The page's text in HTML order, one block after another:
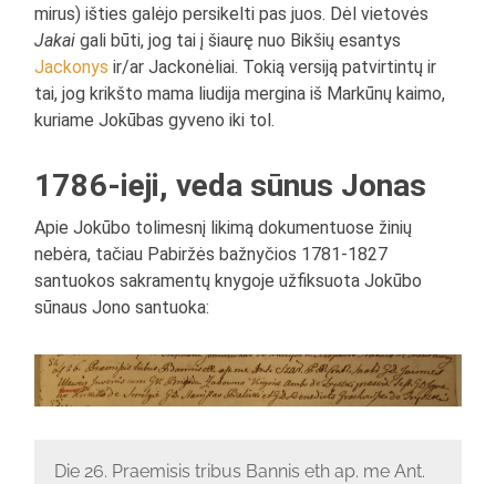
mirus) išties galėjo persikelti pas juos. Dėl vietovės
Jakai gali būti, jog tai į šiaurę nuo Bikšių esantys
Jackonys ir/ar Jackonėliai. Tokią versiją patvirtintų ir
tai, jog krikšto mama liudija mergina iš Markūnų kaimo,
kuriame Jokūbas gyveno iki tol.
1786-ieji, veda sūnus Jonas
Apie Jokūbo tolimesnį likimą dokumentuose žinių
nebėra, tačiau Pabiržės bažnyčios 1781-1827
santuokos sakramentų knygoje užfiksuota Jokūbo
sūnaus Jono santuoka:
Die 26. Praemisis tribus Bannis eth ap. me Ant.